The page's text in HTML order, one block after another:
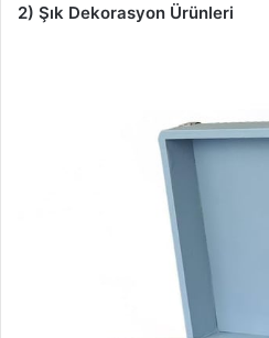
2) Şık Dekorasyon Ürünleri